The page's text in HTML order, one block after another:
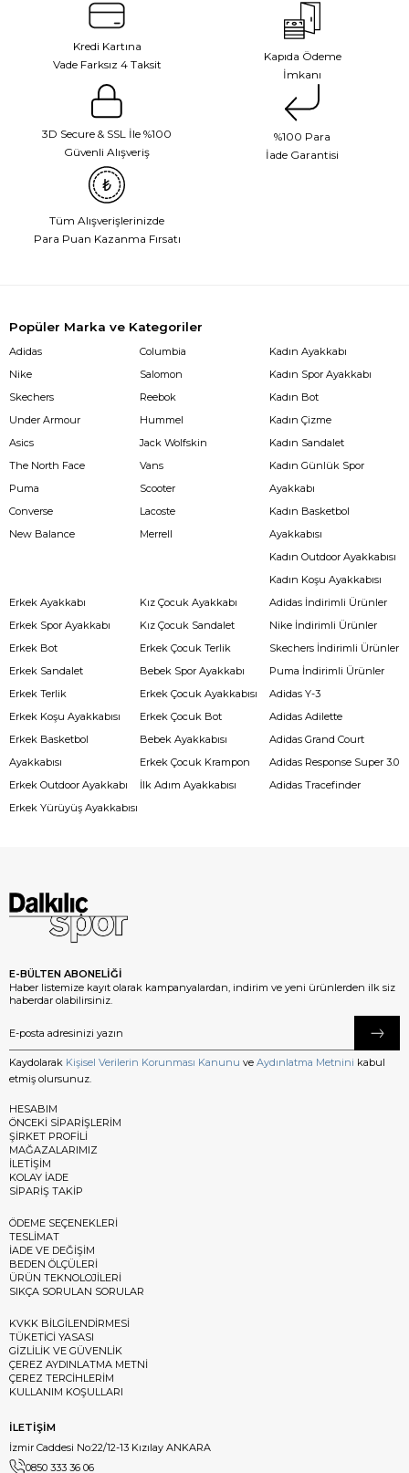
Kredi Kartına
Vade Farksız 4 Taksit
Kapıda Ödeme
İmkanı
3D Secure & SSL İle %100
Güvenli Alışveriş
%100 Para
İade Garantisi
Tüm Alışverişlerinizde
Para Puan Kazanma Fırsatı
Popüler Marka ve Kategoriler
Adidas
Nike
Skechers
Under Armour
Asics
The North Face
Puma
Converse
New Balance
Columbia
Salomon
Reebok
Hummel
Jack Wolfskin
Vans
Scooter
Lacoste
Merrell
Kadın Ayakkabı
Kadın Spor Ayakkabı
Kadın Bot
Kadın Çizme
Kadın Sandalet
Kadın Günlük Spor
Ayakkabı
Kadın Basketbol
Ayakkabısı
Kadın Outdoor Ayakkabısı
Kadın Koşu Ayakkabısı
Erkek Ayakkabı
Erkek Spor Ayakkabı
Erkek Bot
Erkek Sandalet
Erkek Terlik
Erkek Koşu Ayakkabısı
Erkek Basketbol
Ayakkabısı
Erkek Outdoor Ayakkabı
Erkek Yürüyüş Ayakkabısı
Kız Çocuk Ayakkabı
Kız Çocuk Sandalet
Erkek Çocuk Terlik
Bebek Spor Ayakkabı
Erkek Çocuk Ayakkabısı
Erkek Çocuk Bot
Bebek Ayakkabısı
Erkek Çocuk Krampon
İlk Adım Ayakkabısı
Adidas İndirimli Ürünler
Nike İndirimli Ürünler
Skechers İndirimli Ürünler
Puma İndirimli Ürünler
Adidas Y-3
Adidas Adilette
Adidas Grand Court
Adidas Response Super 3.0
Adidas Tracefinder
E-BÜLTEN ABONELİĞİ
Haber listemize kayıt olarak kampanyalardan, indirim ve yeni ürünlerden ilk siz
haberdar olabilirsiniz.
Kaydolarak Kişisel Verilerin Korunması Kanunu ve Aydınlatma Metnini kabul
etmiş olursunuz.
HESABIM
ÖNCEKİ SİPARİŞLERİM
ŞİRKET PROFİLİ
MAĞAZALARIMIZ
İLETİŞİM
KOLAY İADE
SİPARİŞ TAKİP
ÖDEME SEÇENEKLERİ
TESLİMAT
İADE VE DEĞİŞİM
BEDEN ÖLÇÜLERİ
ÜRÜN TEKNOLOJİLERİ
SIKÇA SORULAN SORULAR
KVKK BİLGİLENDİRMESİ
TÜKETİCİ YASASI
GİZLİLİK VE GÜVENLİK
ÇEREZ AYDINLATMA METNİ
ÇEREZ TERCİHLERİM
KULLANIM KOŞULLARI
İLETİŞİM
İzmir Caddesi No:22/12-13 Kızılay ANKARA
0850 333 36 06